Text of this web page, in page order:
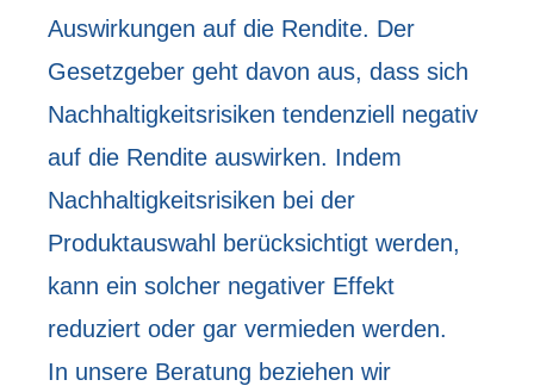
Auswirkungen auf die Rendite. Der
Gesetzgeber geht davon aus, dass sich
Nachhaltigkeitsrisiken tendenziell negativ
auf die Rendite auswirken. Indem
Nachhaltigkeitsrisiken bei der
Produktauswahl berücksichtigt werden,
kann ein solcher negativer Effekt
reduziert oder gar vermieden werden.
In unsere Beratung beziehen wir